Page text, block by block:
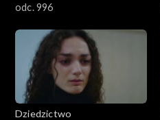
odc. 996
Dziedzictwo